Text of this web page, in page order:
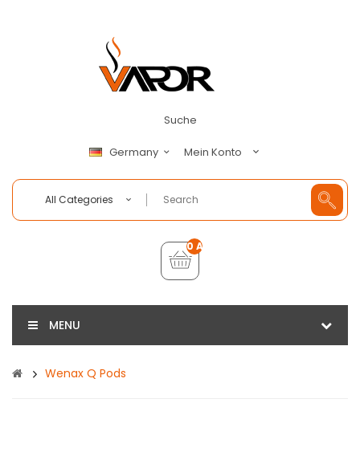
Suche
Germany Mein Konto
All Categories
0 Artikel - €0,00
MENU
Wenax Q Pods